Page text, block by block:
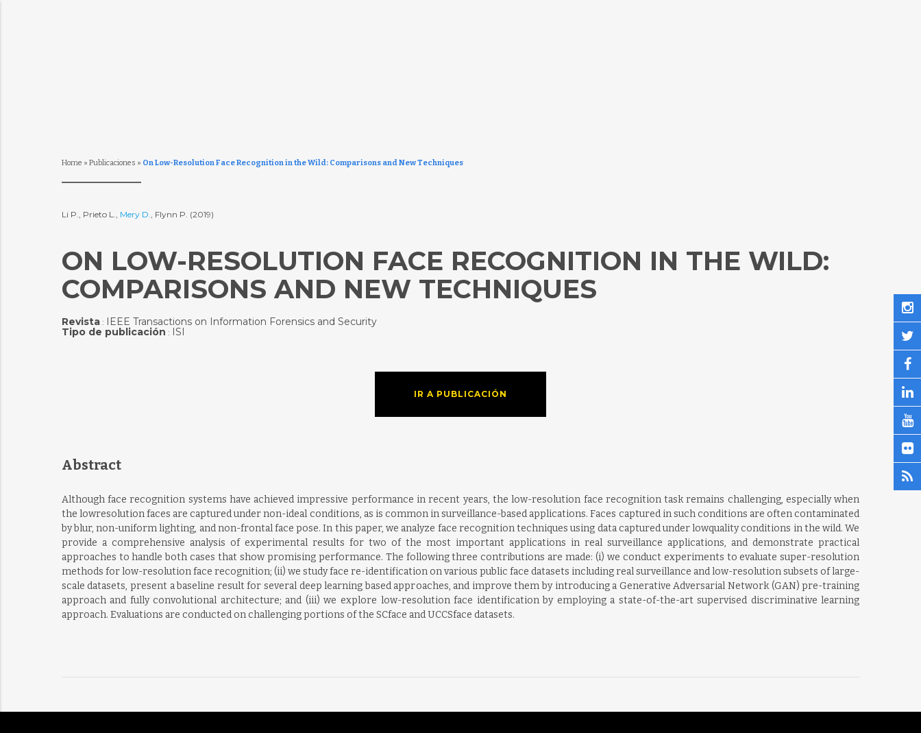
Home » Publicaciones » On Low-Resolution Face Recognition in the Wild: Comparisons and New Techniques
Li P., Prieto L., Mery D., Flynn P. (2019)
ON LOW-RESOLUTION FACE RECOGNITION IN THE WILD:
COMPARISONS AND NEW TECHNIQUES
Revista: IEEE Transactions on Information Forensics and Security
Tipo de publicación : ISI
IR A PUBLICACIÓN
Abstract
Although face recognition systems have achieved impressive performance in recent years, the low-resolution face recognition task remains challenging, especially when
the lowresolution faces are captured under non-ideal conditions, as is common in surveillance-based applications. Faces captured in such conditions are often contaminated
by blur, non-uniform lighting, and non-frontal face pose. In this paper, we analyze face recognition techniques using data captured under lowquality conditions in the wild. We
provide a comprehensive analysis of experimental results for two of the most important applications in real surveillance applications, and demonstrate practical
approaches to handle both cases that show promising performance. The following three contributions are made: (i) we conduct experiments to evaluate super-resolution
methods for low-resolution face recognition; (ii) we study face re-identification on various public face datasets including real surveillance and low-resolution subsets of large-
scale datasets, present a baseline result for several deep learning based approaches, and improve them by introducing a Generative Adversarial Network (GAN) pre-training
approach and fully convolutional architecture; and (iii) we explore low-resolution face identification by employing a state-of-the-art supervised discriminative learning
approach. Evaluations are conducted on challenging portions of the SCface and UCCSface datasets.